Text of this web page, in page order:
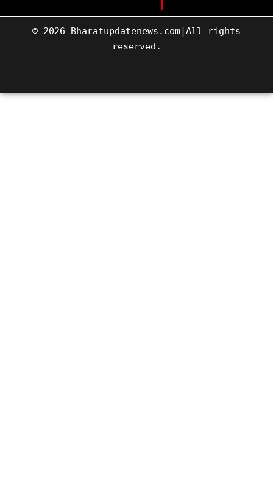
© 2026 Bharatupdatenews.com|All rights
reserved.